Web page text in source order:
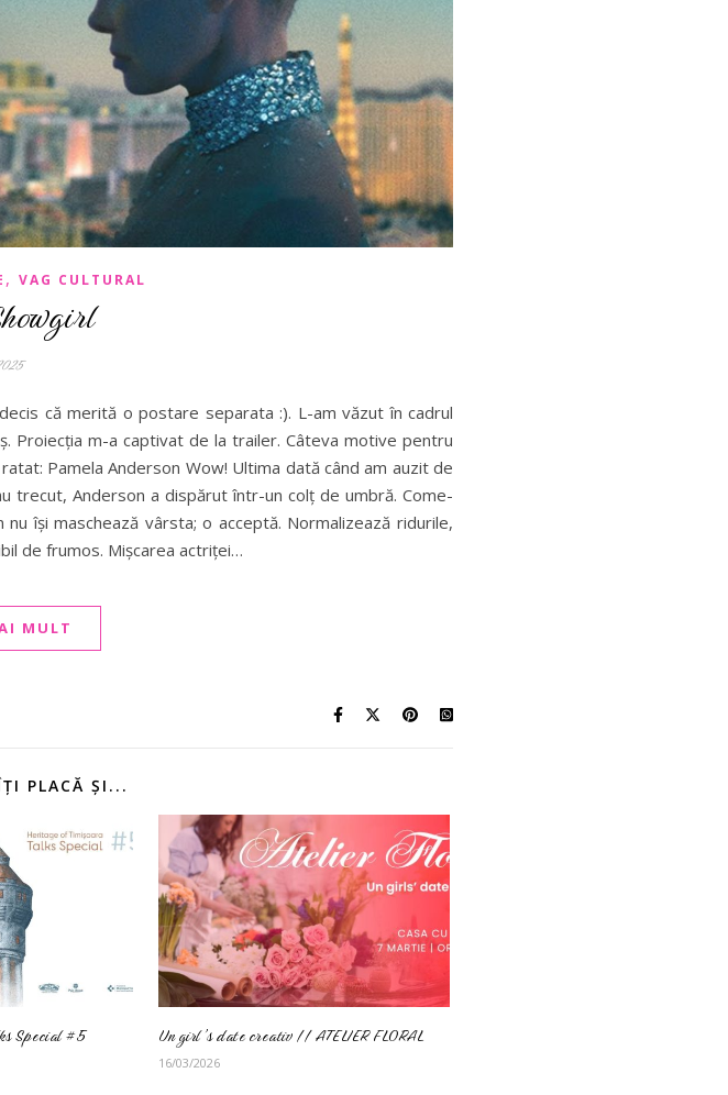
, VAG CULTURAL
că merită o postare separata :). L-am văzut în cadrul
Proiecția m-a captivat de la trailer. Câteva motive pentru
Pamela Anderson Wow! Ultima dată când am auzit de
trecut, Anderson a dispărut într-un colț de umbră. Come-
își maschează vârsta; o acceptă. Normalizează ridurile,
de frumos. Mișcarea actriței…
MULT
PLACĂ ȘI...
Special #5 Un girl’s date creativ // ATELIER FLORAL
16/03/2026